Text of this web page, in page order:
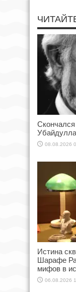
08.08.2026
Истина
Шарафе
мифов в
06.08.2026